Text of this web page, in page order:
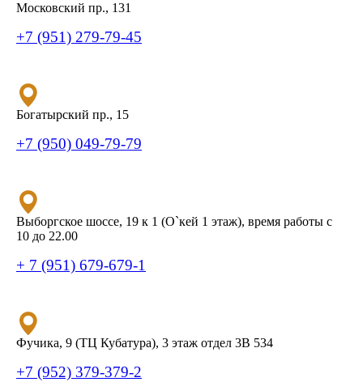
Московский пр., 131
+7 (951) 279-79-45
Богатырский пр., 15
+7 (950) 049-79-79
Выборгское шоссе, 19 к 1 (О`кей 1 этаж), время работы с
10 до 22.00
+ 7 (951) 679-679-1
Фучика, 9 (ТЦ Кубатура), 3 этаж отдел 3В 534
+7 (952) 379-379-2